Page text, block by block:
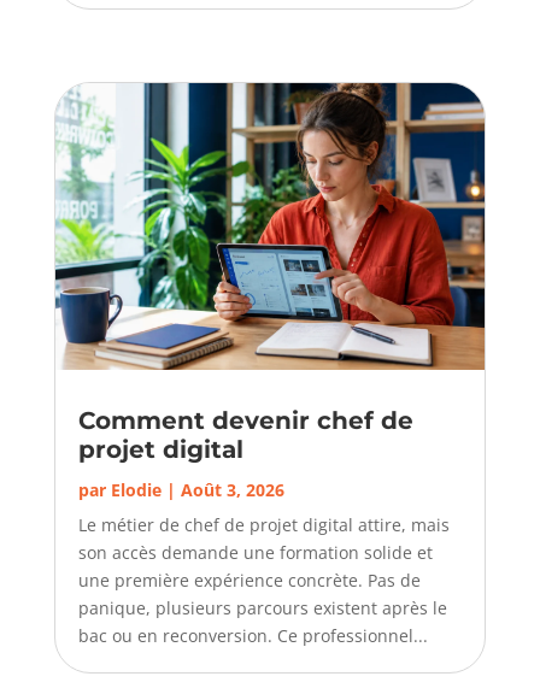
Comment devenir chef de
projet digital
par Elodie| Août 3, 2026
Le métier de chef de projet digital attire, mais
son accès demande une formation solide et
une première expérience concrète. Pas de
panique, plusieurs parcours existent après le
bac ou en reconversion. Ce professionnel...